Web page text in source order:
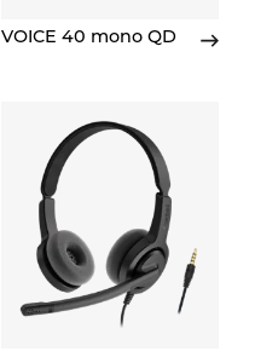
VOICE 40 mono QD